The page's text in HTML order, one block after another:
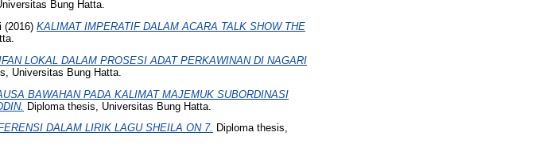
Bung Hatta.
(2016) KALIMAT IMPERATIF DALAM ACARA TALK SHOW THE
LOKAL DALAM PROSESI ADAT PERKAWINAN DI NAGARI
Universitas Bung Hatta.
BAWAHAN PADA KALIMAT MAJEMUK SUBORDINASI
Diploma thesis, Universitas Bung Hatta.
DALAM LIRIK LAGU SHEILA ON 7. Diploma thesis,